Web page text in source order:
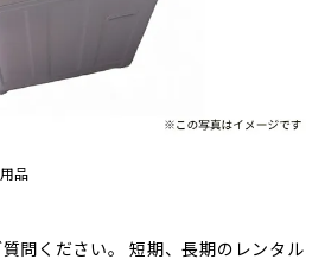
品
問ください。 短期、長期のレンタル